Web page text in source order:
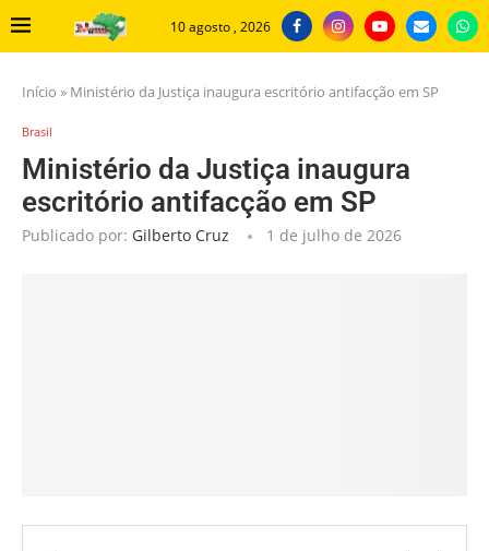
10 agosto , 2026
Início » Ministério da Justiça inaugura escritório antifacção em SP
Brasil
Ministério da Justiça inaugura
escritório antifacção em SP
Publicado por: Gilberto Cruz 1 de julho de 2026